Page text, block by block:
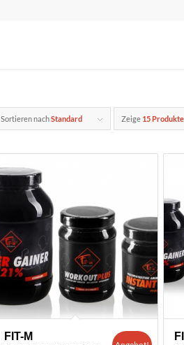
Sortieren nachStandard Zeige 15
FIT-M